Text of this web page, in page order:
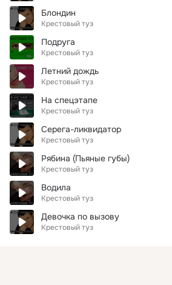
Блондин
Крестовый туз
Подруга
Крестовый туз
Летний дождь
Крестовый туз
На спецэтапе
Крестовый туз
Серега-ликвидатор
Крестовый туз
Рябина (Пьяные губы)
Крестовый туз
Водила
Крестовый туз
Девочка по вызову
Крестовый туз